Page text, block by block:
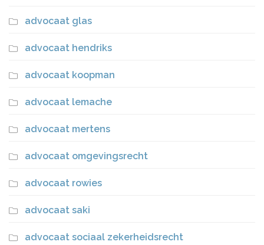
advocaat glas
advocaat hendriks
advocaat koopman
advocaat lemache
advocaat mertens
advocaat omgevingsrecht
advocaat rowies
advocaat saki
advocaat sociaal zekerheidsrecht